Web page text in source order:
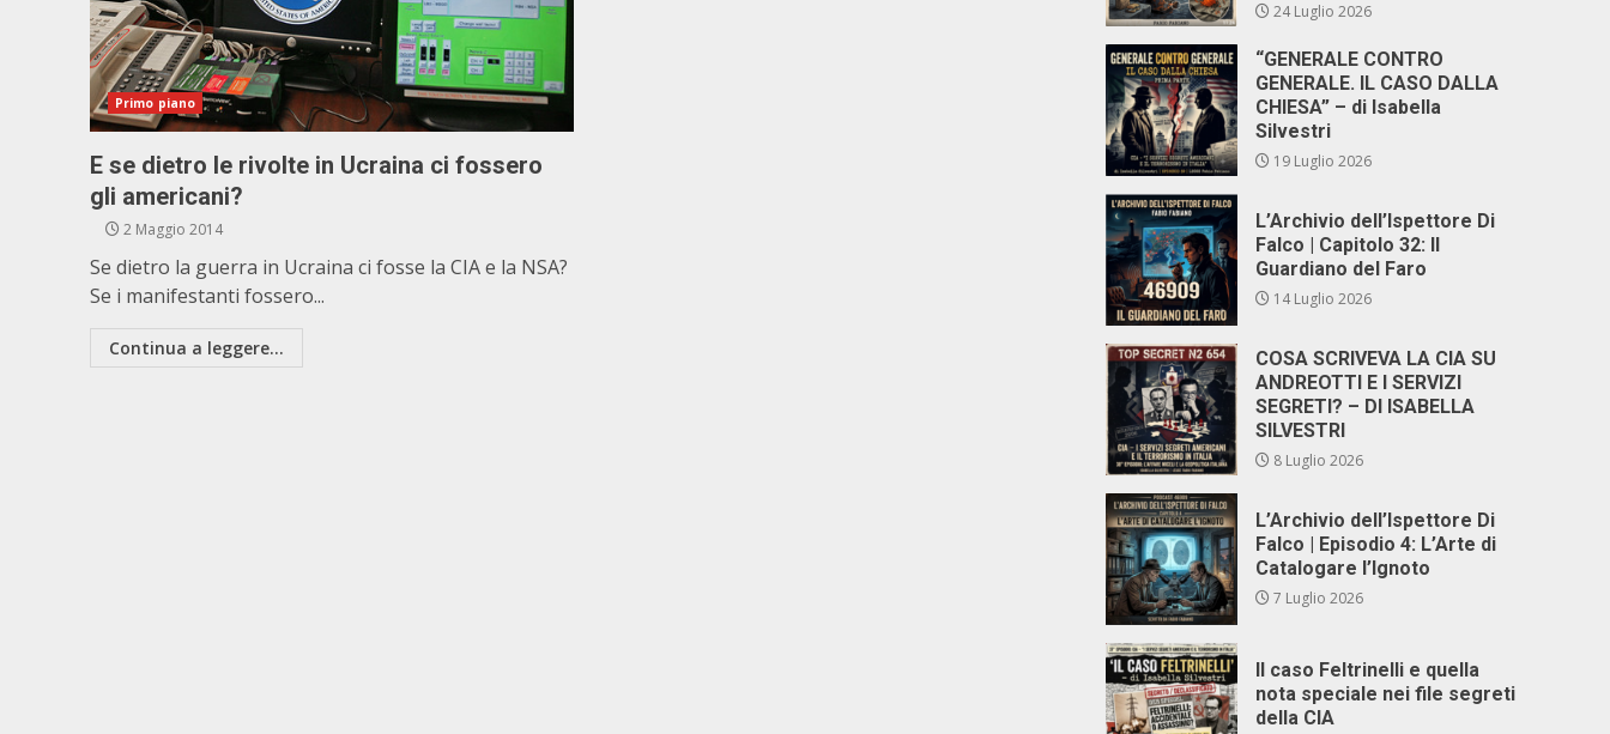
Primo piano
E se dietro le rivolte in Ucraina ci fossero
gli americani?
2 Maggio 2014
Se dietro la guerra in Ucraina ci fosse la CIA e la NSA?
Se i manifestanti fossero...
Continua a leggere...
24 Luglio 2026
“GENERALE CONTRO
GENERALE. IL CASO DALLA
CHIESA” – di Isabella
Silvestri
19 Luglio 2026
L’Archivio dell’Ispettore Di
Falco | Capitolo 32: Il
Guardiano del Faro
14 Luglio 2026
COSA SCRIVEVA LA CIA SU
ANDREOTTI E I SERVIZI
SEGRETI? – DI ISABELLA
SILVESTRI
8 Luglio 2026
L’Archivio dell’Ispettore Di
Falco | Episodio 4: L’Arte di
Catalogare l’Ignoto
7 Luglio 2026
Il caso Feltrinelli e quella
nota speciale nei file segreti
della CIA